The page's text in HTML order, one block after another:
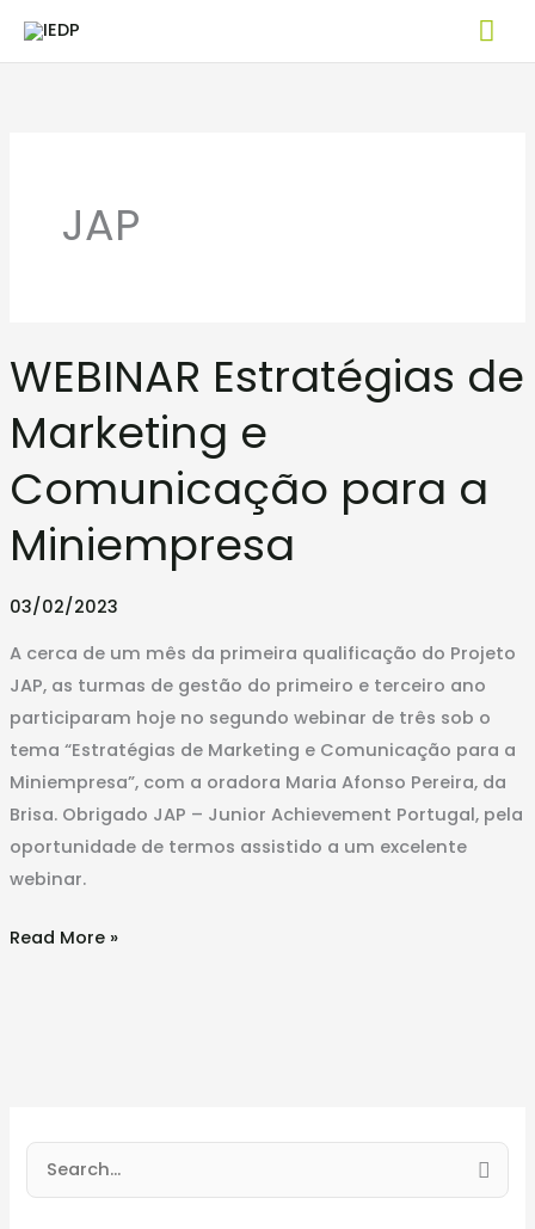
JAP
WEBINAR Estratégias de
Marketing e
Comunicação para a
Miniempresa
03/02/2023
A cerca de um mês da primeira qualificação do Projeto
JAP, as turmas de gestão do primeiro e terceiro ano
participaram hoje no segundo webinar de três sob o
tema “Estratégias de Marketing e Comunicação para a
Miniempresa”, com a oradora Maria Afonso Pereira, da
Brisa. Obrigado JAP – Junior Achievement Portugal, pela
oportunidade de termos assistido a um excelente
webinar.
Estratégias
Marketing
Comunicação
para
a
Miniempresa
Read More »